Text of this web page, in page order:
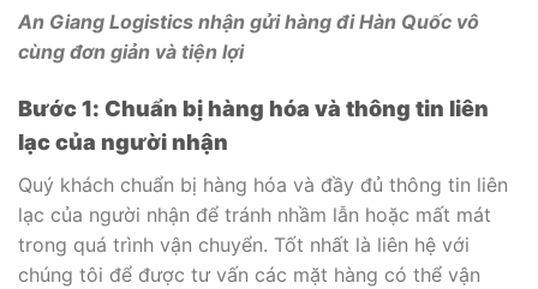
An Giang Logistics nhận gửi hàng đi Hàn Quốc vô
cùng đơn giản và tiện lợi
Bước 1: Chuẩn bị hàng hóa và thông tin liên
lạc của người nhận
Quý khách chuẩn bị hàng hóa và đầy đủ thông tin liên
lạc của người nhận để tránh nhầm lẫn hoặc mất mát
trong quá trình vận chuyển. Tốt nhất là liên hệ với
chúng tôi để được tư vấn các mặt hàng có thể vận